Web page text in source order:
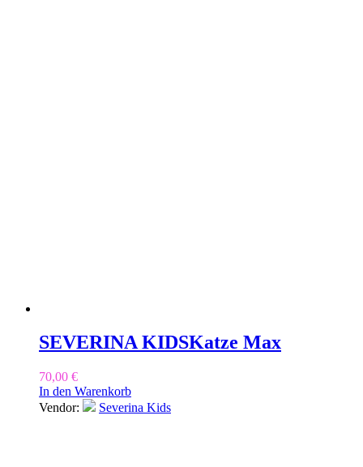
SEVERINA KIDSKatze Max
70,00 €
In den Warenkorb
Vendor:
Severina Kids